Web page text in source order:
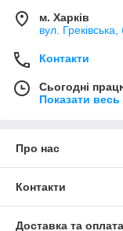
м. Харків
вул.
Контакти
Сьогодні
Показати
Про нас
Контакти
Доставка та оплата